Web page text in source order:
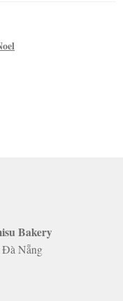
Bakery
Nẵng